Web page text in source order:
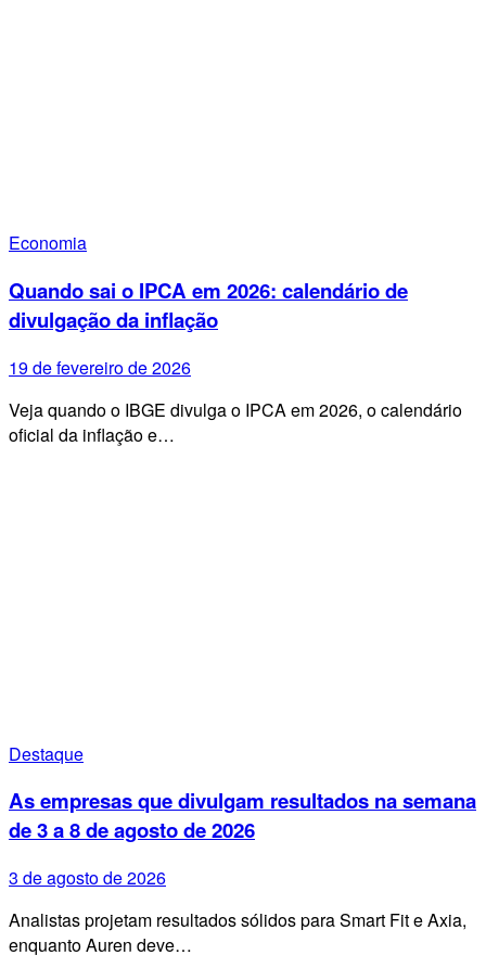
Economia
Quando sai o IPCA em 2026: calendário de
divulgação da inflação
19 de fevereiro de 2026
Veja quando o IBGE divulga o IPCA em 2026, o calendário
oficial da inflação e…
Destaque
As empresas que divulgam resultados na semana
de 3 a 8 de agosto de 2026
3 de agosto de 2026
Analistas projetam resultados sólidos para Smart Fit e Axia,
enquanto Auren deve…